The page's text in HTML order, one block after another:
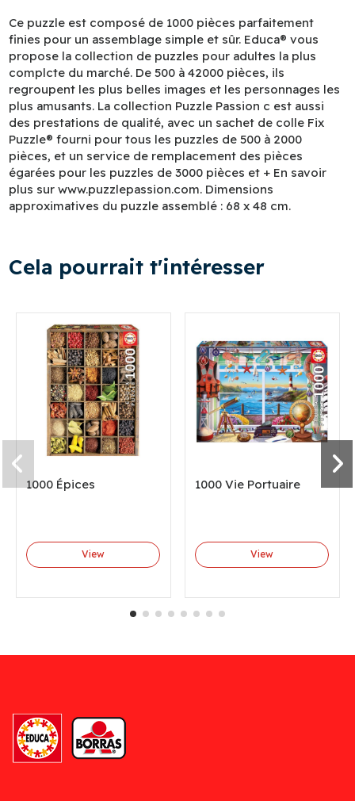
Ce puzzle est composé de 1000 pièces parfaitement
finies pour un assemblage simple et sûr. Educa® vous
propose la collection de puzzles pour adultes la plus
complcte du marché. De 500 à 42000 pièces, ils
regroupent les plus belles images et les personnages les
plus amusants. La collection Puzzle Passion c est aussi
des prestations de qualité, avec un sachet de colle Fix
Puzzle® fourni pour tous les puzzles de 500 à 2000
pièces, et un service de remplacement des pièces
égarées pour les puzzles de 3000 pièces et + En savoir
plus sur www.puzzlepassion.com. Dimensions
approximatives du puzzle assemblé : 68 x 48 cm.
Cela pourrait t'intéresser
1000 Épices
View
1000 Vie Portuaire
View